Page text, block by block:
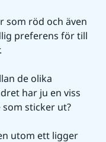
preferens för till
har ju en viss
sticker ut?